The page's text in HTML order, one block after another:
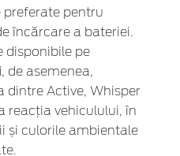
preferate pentru
încărcare a bateriei.
disponibile pe
de asemenea,
dintre Active, Whisper
reacția vehiculului, în
și culorile ambientale